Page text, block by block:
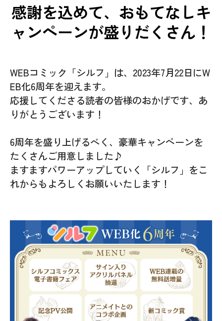
感謝を込めて、おもてなしキ
ャンペーンが盛りだくさん！
WEBコミック「シルフ」は、2023年7月22日にW
EB化6周年を迎えます。
応援してくださる読者の皆様のおかげです、あ
りがとうございます！
6周年を盛り上げるべく、豪華キャンペーンを
たくさんご用意しました♪
ますますパワーアップしていく「シルフ」をこ
れからもよろしくお願いいたします！